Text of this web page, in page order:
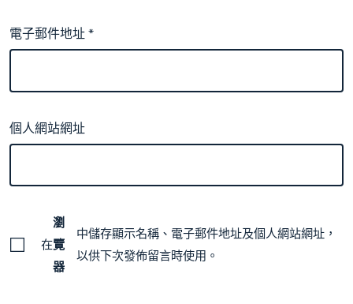
電子郵件地址*
個人網站網址
在
瀏
覽
器
中儲存顯示名稱、電子郵件地址及個人網站網址，
以供下次發佈留言時使用。